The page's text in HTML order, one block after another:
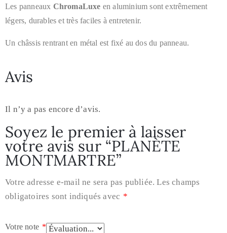
Les panneaux ChromaLuxe en aluminium sont extrêmement
légers, durables et très faciles à entretenir.
Un châssis rentrant en métal est fixé au dos du panneau.
Avis
Il n’y a pas encore d’avis.
Soyez le premier à laisser
votre avis sur “PLANÈTE
MONTMARTRE”
Votre adresse e-mail ne sera pas publiée. Les champs
obligatoires sont indiqués avec *
Votre note *